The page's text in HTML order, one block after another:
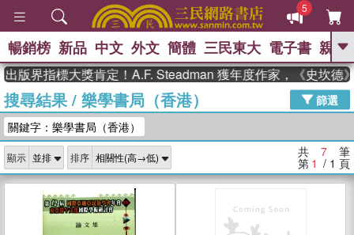
5
GO
熱搜： 東野圭吾 高希均教授回憶錄
、 The Odyssey 、 父親節 、 如果歷
獎 臺灣漫遊錄 、 方念華 、 台灣的李
登輝時代
數學女孩：黎曼猜想 、
偉大的迷走神經
暢銷榜 新品 中文 外文 簡體 三民東大 電子書 親子
版界指標大獎肯定！A.F. Steadman 獲年度作家，《史坎德
搜尋結果/ 樂學書局（香港）
篩選
關鍵字：樂學書局（香港）
顯示 排序 共 7 筆
第 1 / 1 頁